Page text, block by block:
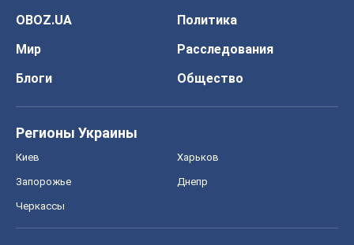
OBOZ.UA
Политика
Мир
Расследования
Блоги
Общество
Регионы Украины
Киев Харьков
Запорожье Днепр
Черкассы